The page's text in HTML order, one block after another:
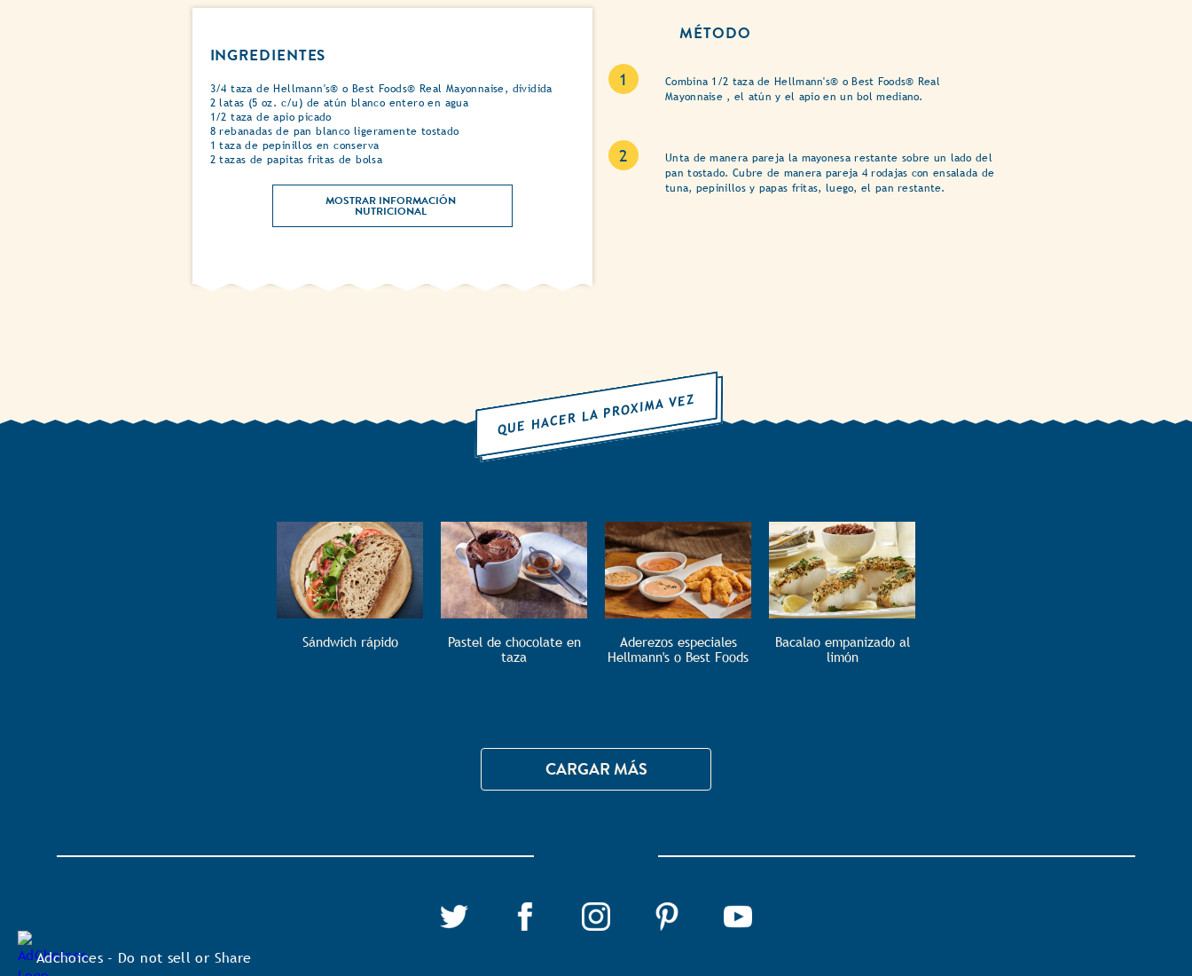
INGREDIENTES
3/4 taza de Hellmann's® o Best Foods® Real Mayonnaise, dividida
2 latas (5 oz. c/u) de atún blanco entero en agua
1/2 taza de apio picado
8 rebanadas de pan blanco ligeramente tostado
1 taza de pepinillos en conserva
2 tazas de papitas fritas de bolsa
MOSTRAR INFORMACIÓN
MÉTODO
Combina 1/2 taza de Hellmann's® o Best Foods® Real
Mayonnaise , el atún y el apio en un bol mediano.
Unta de manera pareja la mayonesa restante sobre un lado del
pan tostado. Cubre de manera pareja 4 rodajas con ensalada de
tuna, pepinillos y papas fritas, luego, el pan restante.
QUE HACER LA PROXIMA VEZ
Sándwich rápido
Pastel de chocolate en
taza
Aderezos especiales
Hellmann's o Best Foods
Bacalao empanizado al
limón
CARGAR MÁS
Adchoices - Do not sell or Share